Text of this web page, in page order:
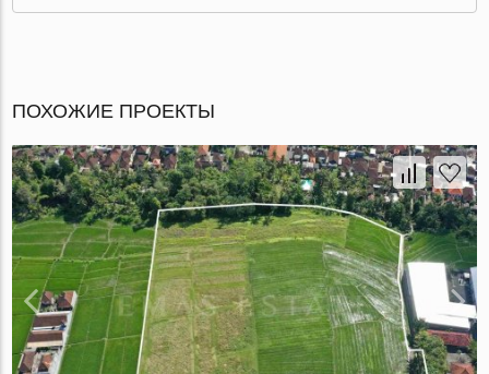
ПОХОЖИЕ ПРОЕКТЫ